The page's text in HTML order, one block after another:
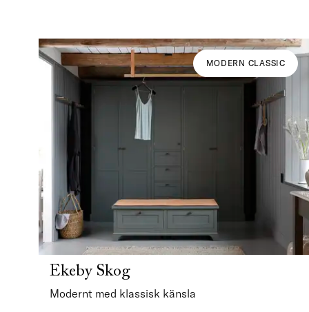
MODERN CLASSIC
Ekeby Skog
Modernt med klassisk känsla